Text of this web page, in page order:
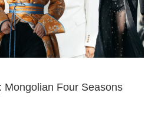
Mongolian Four Seasons